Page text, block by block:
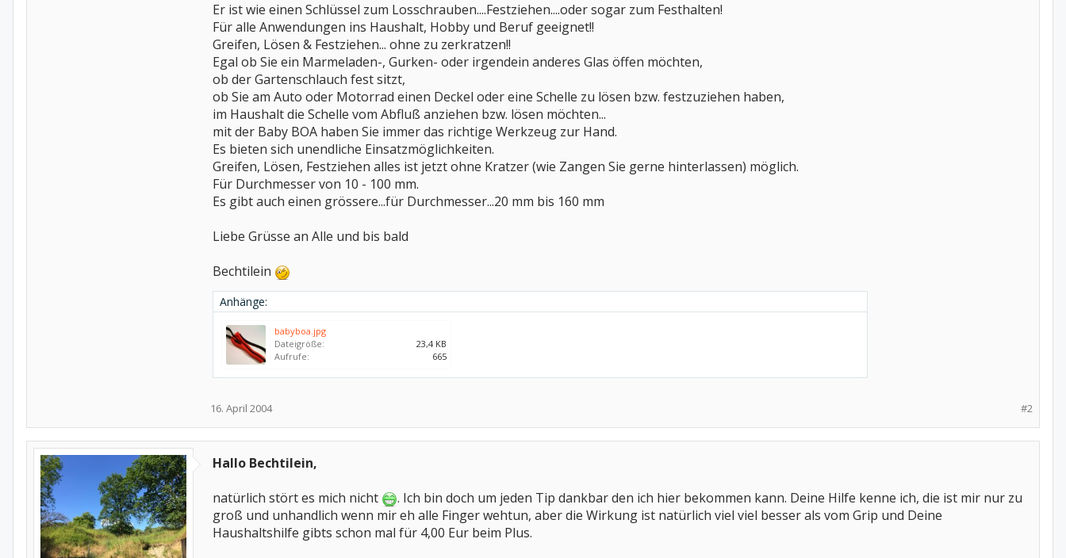
Er ist wie einen Schlüssel zum Losschrauben....Festziehen....oder sogar zum Festhalten!
Für alle Anwendungen ins Haushalt, Hobby und Beruf geeignet!!
Greifen, Lösen & Festziehen... ohne zu zerkratzen!!
Egal ob Sie ein Marmeladen-, Gurken- oder irgendein anderes Glas öffen möchten,
ob der Gartenschlauch fest sitzt,
ob Sie am Auto oder Motorrad einen Deckel oder eine Schelle zu lösen bzw. festzuziehen haben,
im Haushalt die Schelle vom Abfluß anziehen bzw. lösen möchten...
mit der Baby BOA haben Sie immer das richtige Werkzeug zur Hand.
Es bieten sich unendliche Einsatzmöglichkeiten.
Greifen, Lösen, Festziehen alles ist jetzt ohne Kratzer (wie Zangen Sie gerne hinterlassen) möglich.
Für Durchmesser von 10 - 100 mm.
Es gibt auch einen grössere...für Durchmesser...20 mm bis 160 mm
Liebe Grüsse an Alle und bis bald
Bechtilein
Anhänge:
babyboa.jpg
Dateigröße:
23,4 KB
Aufrufe:
665
#2
16. April 2004
Hallo Bechtilein,
natürlich stört es mich nicht
. Ich bin doch um jeden Tip dankbar den ich hier bekommen kann. Deine Hilfe kenne ich, die ist mir nur zu
groß und unhandlich wenn mir eh alle Finger wehtun, aber die Wirkung ist natürlich viel viel besser als vom Grip und Deine
Haushaltshilfe gibts schon mal für 4,00 Eur beim Plus.